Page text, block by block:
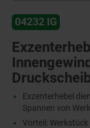
04232 IG
Exzenterhebel
Spannen von
Vorteil: